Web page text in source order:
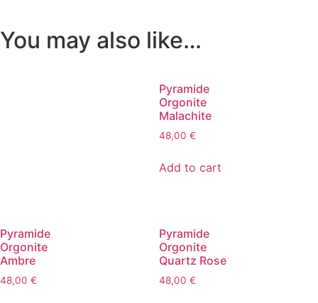
You may also like…
Pyramide
Orgonite
Malachite
48,00 €
Add to cart
Pyramide
Orgonite
Ambre
48,00 €
Pyramide
Orgonite
Quartz Rose
48,00 €